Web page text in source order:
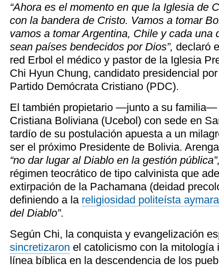
“Ahora es el momento en que la Iglesia de
con la bandera de Cristo. Vamos a tomar
vamos a tomar Argentina, Chile y cada una
sean países bendecidos por Dios”, declaró
red Erbol el médico y pastor de la Iglesia
Chi Hyun Chung, candidato presidencial
Partido Demócrata Cristiano (PDC).
El también propietario —junto a su familia—
Cristiana Boliviana (Ucebol) con sede en
tardío de su postulación apuesta a un
ser el próximo Presidente de Bolivia.
“no dar lugar al Diablo en la gestión
régimen teocrático de tipo calvinista que
extirpación de la Pachamana (deidad
definiendo a la religiosidad politeísta aymara
del Diablo”.
Según Chi, la conquista y evangelización
sincretizaron el catolicismo con la mitología
línea bíblica en la descendencia de los